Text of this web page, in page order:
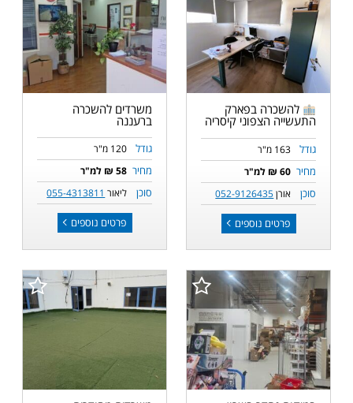
להשכרה בפארק
התעשייה הצפוני קיסריה
גודל 163 מ"ר
מחיר 60 ₪ למ"ר
סוכן אורן052-9126435
פרטים נוספים
משרדים להשכרה
ברעננה
גודל 120 מ"ר
מחיר 58 ₪ למ"ר
סוכן ליאור 055-4313811
פרטים נוספים